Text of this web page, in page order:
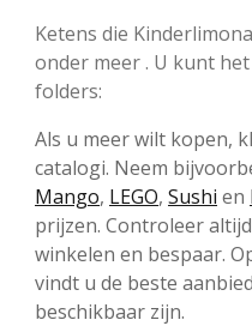
Ketens die
onder meer . U kunt
folders:
Als u meer wilt kopen,
catalogi. Neem
Mango, LEGO, Sushi en
prijzen. Controleer
winkelen en bespaar.
vindt u de beste
beschikbaar zijn.